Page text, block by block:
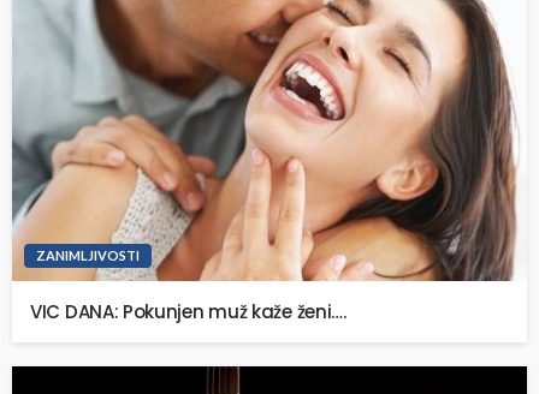
ZANIMLJIVOSTI
VIC DANA: Pokunjen muž kaže ženi….